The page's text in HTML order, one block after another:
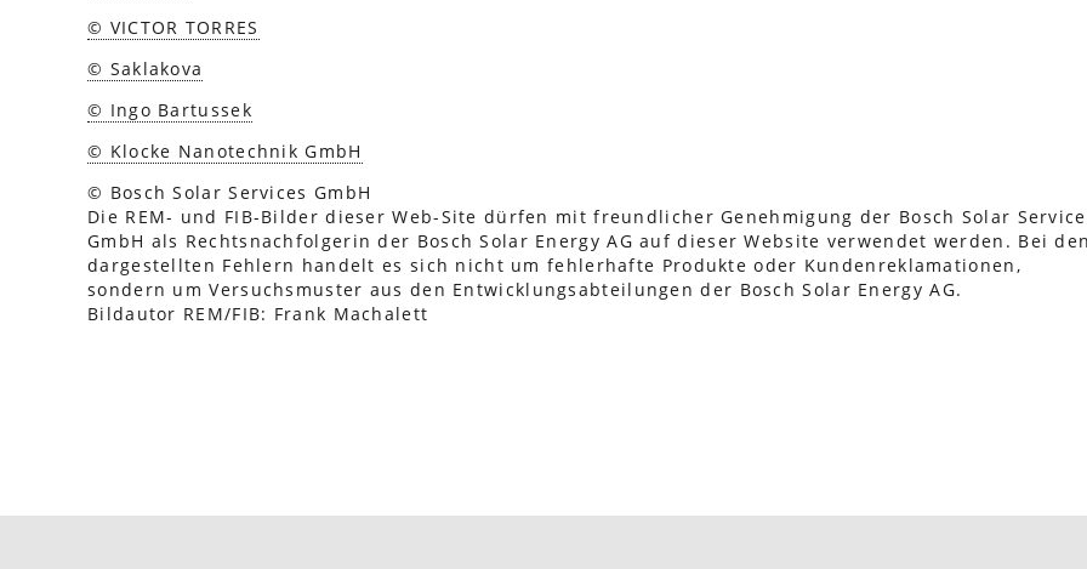
© VICTOR TORRES
© Saklakova
© Ingo Bartussek
© Klocke Nanotechnik GmbH
© Bosch Solar Services GmbH
Die REM- und FIB-Bilder dieser Web-Site dürfen mit freundlicher Genehmigung der Bosch Solar
GmbH als Rechtsnachfolgerin der Bosch Solar Energy AG auf dieser Website verwendet werden. Bei
dargestellten Fehlern handelt es sich nicht um fehlerhafte Produkte oder Kundenreklamationen,
sondern um Versuchsmuster aus den Entwicklungsabteilungen der Bosch Solar Energy AG.
Bildautor REM/FIB: Frank Machalett